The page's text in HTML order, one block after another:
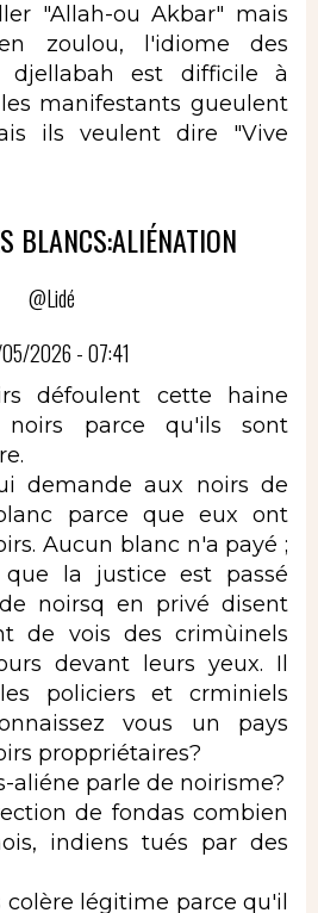
"Allah-ou Akbar" mais
zoulou, l'idiome des
djellabah est difficile à
manifestants gueulent
ils veulent dire "Vive
BLANCS:ALIÉNATION
@Lidé
2026 - 07:41
défoulent cette haine
noirs parce qu'ils sont
demande aux noirs de
parce que eux ont
Aucun blanc n'a payé ;
que la justice est passé
noirsq en privé disent
de vois des crimùinels
devant leurs yeux. Il
policiers et crminiels
vous un pays
proppriétaires?
aliéne parle de noirisme?
de fondas combien
indiens tués par des
colère légitime parce qu'il